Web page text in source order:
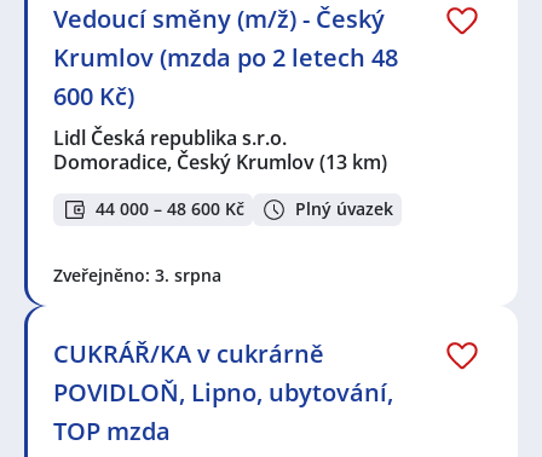
Vedoucí směny (m/ž) - Český
Krumlov (mzda po 2 letech 48
600 Kč)
Lidl Česká republika s.r.o.
Domoradice, Český Krumlov(13 km)
44 000 – 48 600 Kč Plný úvazek
Zveřejněno: 3. srpna
CUKRÁŘ/KA v cukrárně
POVIDLOŇ, Lipno, ubytování,
TOP mzda